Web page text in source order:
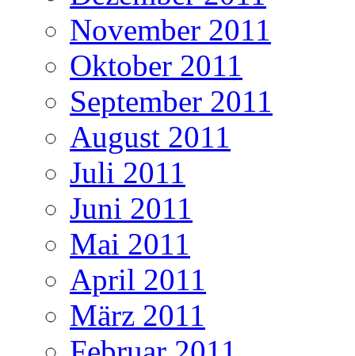
November 2011
Oktober 2011
September 2011
August 2011
Juli 2011
Juni 2011
Mai 2011
April 2011
März 2011